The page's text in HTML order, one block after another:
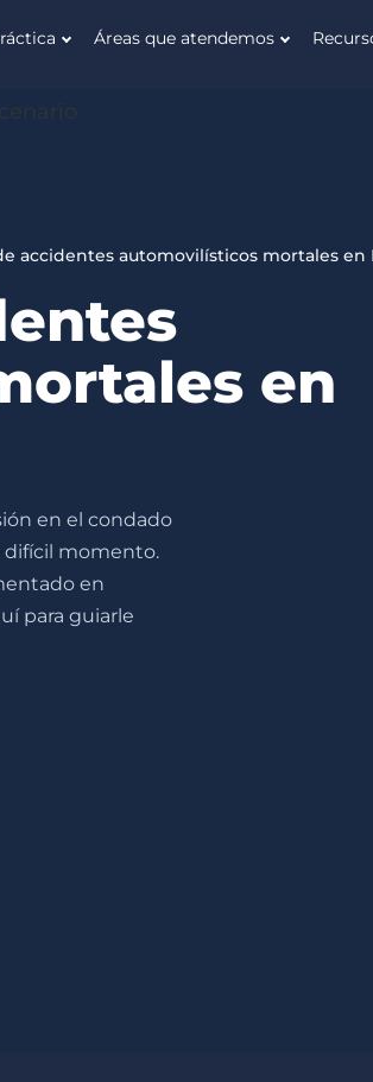
Áreas que atendemos
accidentes automovilísticos mortales en
en
en el condado
difícil momento.
en
para guiarle